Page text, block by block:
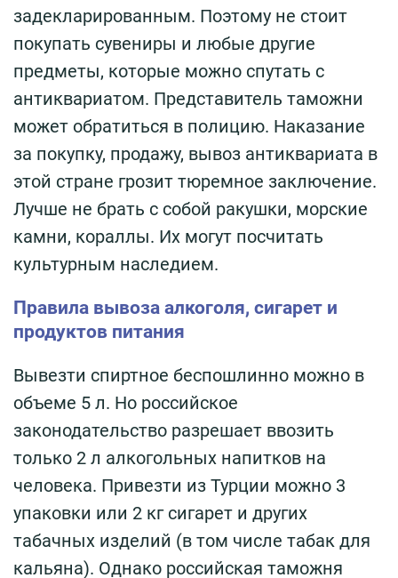
задекларированным. Поэтому не стоит
покупать сувениры и любые другие
предметы, которые можно спутать с
антиквариатом. Представитель таможни
может обратиться в полицию. Наказание
за покупку, продажу, вывоз антиквариата в
этой стране грозит тюремное заключение.
Лучше не брать с собой ракушки, морские
камни, кораллы. Их могут посчитать
культурным наследием.
Правила вывоза алкоголя, сигарет и
продуктов питания
Вывезти спиртное беспошлинно можно в
объеме 5 л. Но российское
законодательство разрешает ввозить
только 2 л алкогольных напитков на
человека. Привезти из Турции можно 3
упаковки или 2 кг сигарет и других
табачных изделий (в том числе табак для
кальяна). Однако российская таможня